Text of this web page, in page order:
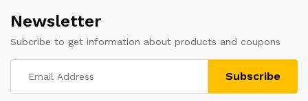
Newsletter
Subcribe to get information about products and coupons